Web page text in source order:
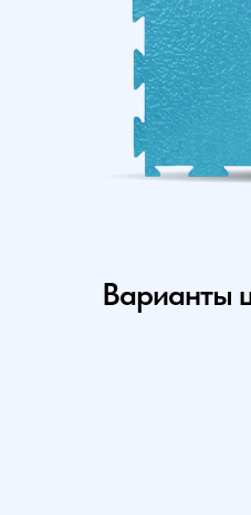
Варианты